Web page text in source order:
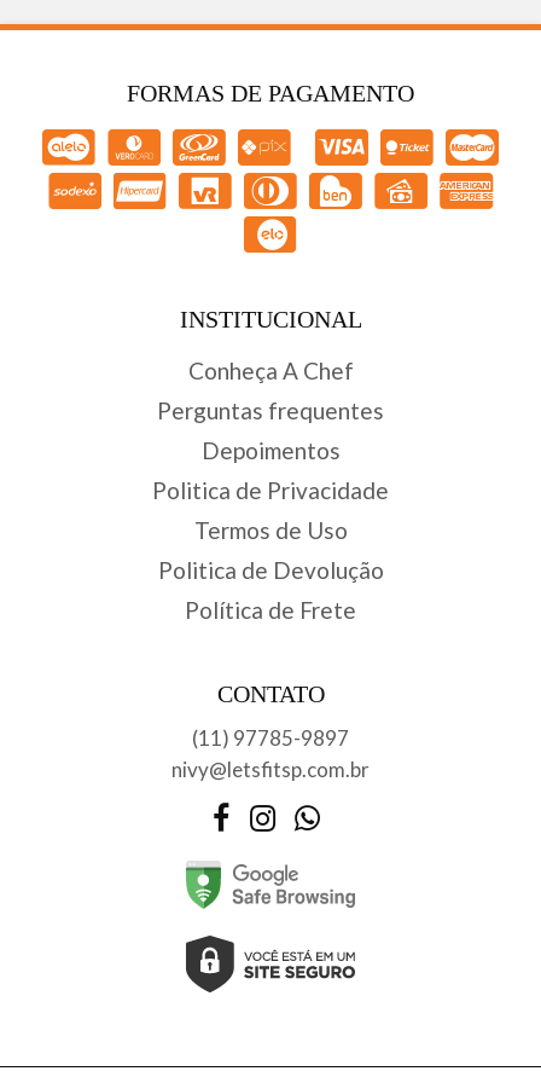
FORMAS DE PAGAMENTO
INSTITUCIONAL
Conheça A Chef
Perguntas frequentes
Depoimentos
Politica de Privacidade
Termos de Uso
Politica de Devolução
Política de Frete
CONTATO
(11) 97785-9897
nivy@letsfitsp.com.br
FacebookInstagramWhatsApp